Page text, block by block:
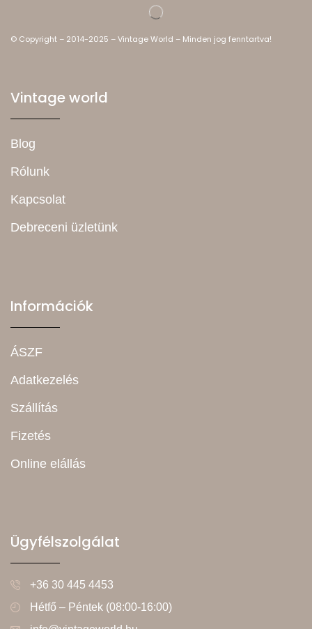
© Copyright – 2014-2025 – Vintage World – Minden jog fenntartva!
Vintage world
Blog
Rólunk
Kapcsolat
Debreceni üzletünk
Információk
ÁSZF
Adatkezelés
Szállítás
Fizetés
Online elállás
Ügyfélszolgálat
+36 30 445 4453
Hétfő – Péntek (08:00-16:00)